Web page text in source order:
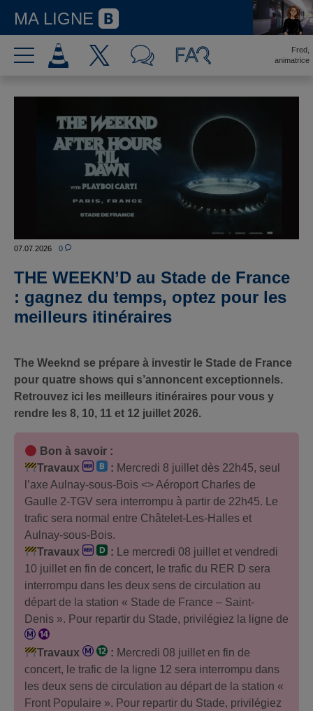
MA LIGNE
Fred,
animatrice
07.07.2026 0
THE WEEKN’D au Stade de France
: gagnez du temps, optez pour les
meilleurs itinéraires
The Weeknd se prépare à investir le Stade de France
pour quatre shows qui s’annoncent exceptionnels.
Retrouvez ici les meilleurs itinéraires pour vous y
rendre les 8, 10, 11 et 12 juillet 2026.
Bon à savoir :
Travaux
: Mercredi 8 juillet dès 22h45, seul
l’axe Aulnay-sous-Bois <> Aéroport Charles de
Gaulle 2-TGV sera interrompu à partir de 22h45. Le
trafic sera normal entre Châtelet-Les-Halles et
Aulnay-sous-Bois.
Travaux
: Le mercredi 08 juillet et vendredi
10 juillet en fin de concert, le trafic du RER D sera
interrompu dans les deux sens de circulation au
départ de la station « Stade de France – Saint-
Denis ». Pour repartir du Stade, privilégiez la ligne de
Travaux : Mercredi 08 juillet en fin de
concert, le trafic de la ligne 12 sera interrompu dans
les deux sens de circulation au départ de la station «
Front Populaire ». Pour repartir du Stade, privilégiez